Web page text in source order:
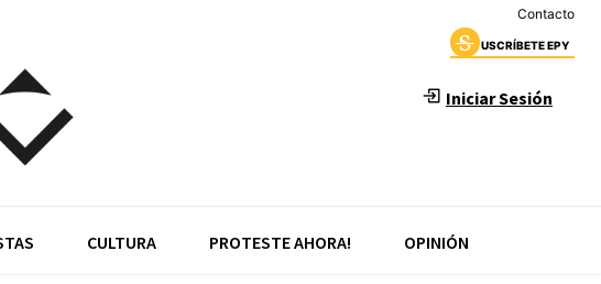
Contacto
USCRÍBETE EPY
Iniciar Sesión
CULTURA PROTESTE AHORA! OPINIÓN